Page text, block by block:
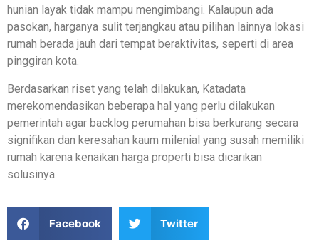
hunian layak tidak mampu mengimbangi. Kalaupun ada
pasokan, harganya sulit terjangkau atau pilihan lainnya lokasi
rumah berada jauh dari tempat beraktivitas, seperti di area
pinggiran kota.
Berdasarkan riset yang telah dilakukan, Katadata
merekomendasikan beberapa hal yang perlu dilakukan
pemerintah agar backlog perumahan bisa berkurang secara
signifikan dan keresahan kaum milenial yang susah memiliki
rumah karena kenaikan harga properti bisa dicarikan
solusinya.
Facebook Twitter